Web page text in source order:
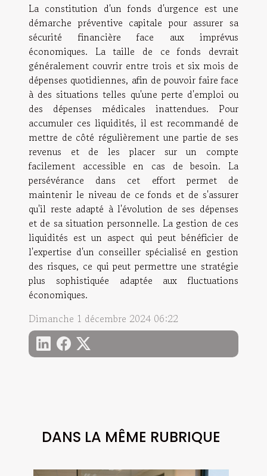
La constitution d'un fonds d'urgence est une
démarche préventive capitale pour assurer sa
sécurité financière face aux imprévus
économiques. La taille de ce fonds devrait
généralement couvrir entre trois et six mois de
dépenses quotidiennes, afin de pouvoir faire face
à des situations telles qu'une perte d'emploi ou
des dépenses médicales inattendues. Pour
accumuler ces liquidités, il est recommandé de
mettre de côté régulièrement une partie de ses
revenus et de les placer sur un compte
facilement accessible en cas de besoin. La
persévérance dans cet effort permet de
maintenir le niveau de ce fonds et de s'assurer
qu'il reste adapté à l'évolution de ses dépenses
et de sa situation personnelle. La gestion de ces
liquidités est un aspect qui peut bénéficier de
l'expertise d'un conseiller spécialisé en gestion
des risques, ce qui peut permettre une stratégie
plus sophistiquée adaptée aux fluctuations
économiques.
Dimanche 1 décembre 2024 06:22
DANS LA MÊME RUBRIQUE